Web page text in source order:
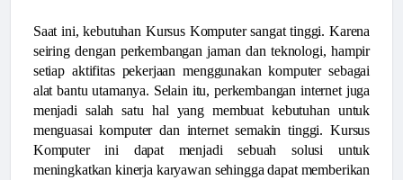
Saat ini, kebutuhan Kursus Komputer sangat tinggi. Karena
seiring dengan perkembangan jaman dan teknologi, hampir
setiap aktifitas pekerjaan menggunakan komputer sebagai
alat bantu utamanya. Selain itu, perkembangan internet juga
menjadi salah satu hal yang membuat kebutuhan untuk
menguasai komputer dan internet semakin tinggi. Kursus
Komputer ini dapat menjadi sebuah solusi untuk
meningkatkan kinerja karyawan sehingga dapat memberikan